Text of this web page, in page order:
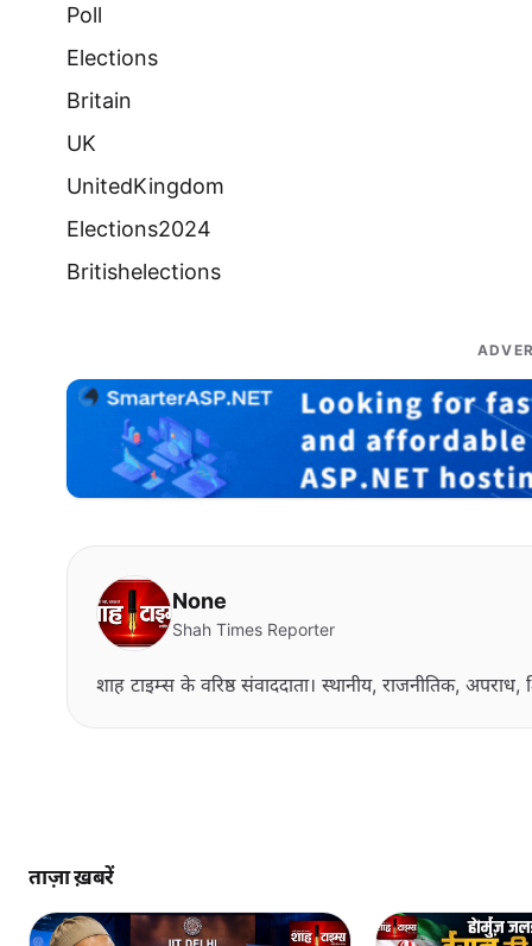
Poll
Elections
Britain
UK
UnitedKingdom
Elections2024
Britishelections
None
Shah Times Reporter
शाह टाइम्स के वरिष्ठ संवाददाता। स्थानीय, राजनीतिक, अपराध,
ताज़ा ख़बरें